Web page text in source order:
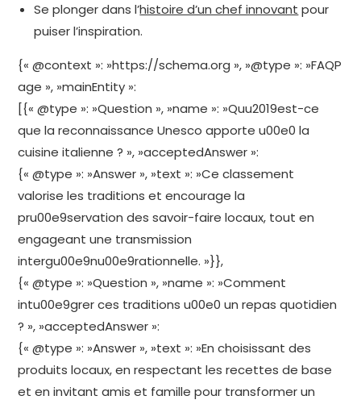
Se plonger dans l’histoire d’un chef innovant pour
puiser l’inspiration.
{« @context »: »https://schema.org », »@type »: »FAQP
age », »mainEntity »:
[{« @type »: »Question », »name »: »Quu2019est-ce
que la reconnaissance Unesco apporte u00e0 la
cuisine italienne ? », »acceptedAnswer »:
{« @type »: »Answer », »text »: »Ce classement
valorise les traditions et encourage la
pru00e9servation des savoir-faire locaux, tout en
engageant une transmission
intergu00e9nu00e9rationnelle. »}},
{« @type »: »Question », »name »: »Comment
intu00e9grer ces traditions u00e0 un repas quotidien
? », »acceptedAnswer »:
{« @type »: »Answer », »text »: »En choisissant des
produits locaux, en respectant les recettes de base
et en invitant amis et famille pour transformer un